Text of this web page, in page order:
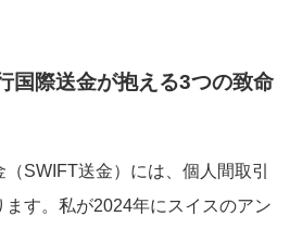
国際送金が抱える3つの致命
SWIFT送金）には、個人間取引
す。私が2024年にスイスのアン